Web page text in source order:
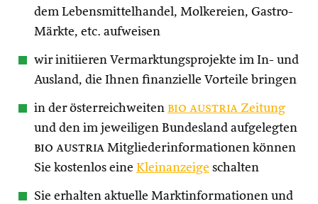
dem Lebensmittelhandel, Molkereien, Gastro-
Märkte, etc. aufweisen
wir initiieren Vermarktungsprojekte im In- und
Ausland, die Ihnen finanzielle Vorteile bringen
in der österreichweiten bio austria Zeitung
und den im jeweiligen Bundesland aufgelegten
bio austria Mitgliederinformationen können
Sie kostenlos eine Kleinanzeige schalten
Sie erhalten aktuelle Marktinformationen und